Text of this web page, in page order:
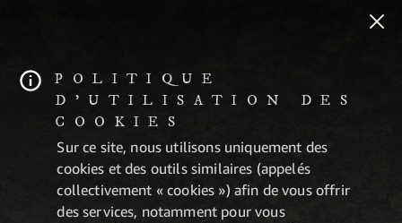
POLITIQUE
D'UTILISATION DES
COOKIES
Sur ce site, nous utilisons uniquement des
cookies et des outils similaires (appelés
collectivement « cookies ») afin de vous offrir
des services, notamment pour vous